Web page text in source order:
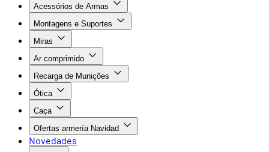
Acessórios de Armas
Montagens e Suportes
Miras
Ar comprimido
Recarga de Munições
Ótica
Caça
Ofertas armería Navidad
Novedades